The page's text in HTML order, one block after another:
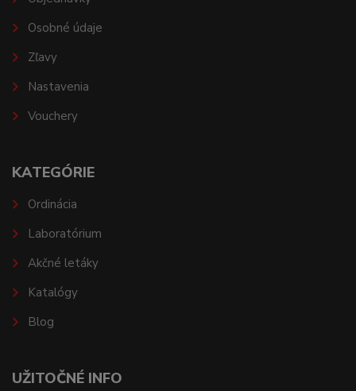
Osobné údaje
Zľavy
Nastavenia
Vouchery
KATEGÓRIE
Ordinácia
Laboratórium
Akčné letáky
Katalógy
Blog
UŽITOČNÉ INFO